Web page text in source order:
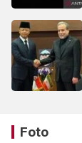
Foto